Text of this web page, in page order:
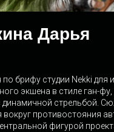
Дарья
брифу студии Nekki для
экшена в стиле ган-фу,
динамичной стрельбой.
вокруг противостояния
фигурой